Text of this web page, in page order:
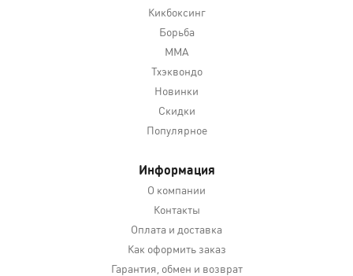
Кикбоксинг
Борьба
MMA
Тхэквондо
Новинки
Скидки
Популярное
Информация
О компании
Контакты
Оплата и доставка
Как оформить заказ
Гарантия, обмен и возврат